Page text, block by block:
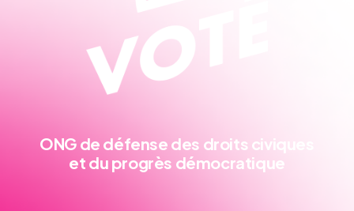
ONG de défense des droits civiques
et du progrès démocratique